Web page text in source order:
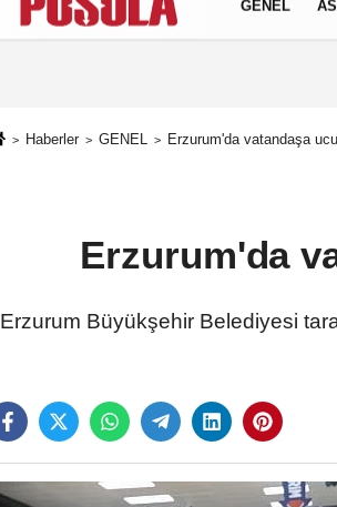
Künye İletişim Gizlilik Politikası
GENEL
Haberler GENEL Erzurum'da vatandaşa
Erzurum'da
Erzurum Büyükşehir Belediyesi